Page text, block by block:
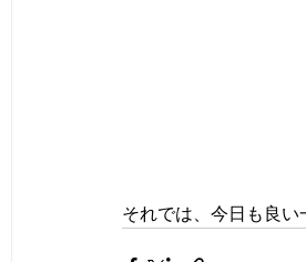
それでは、今日も良い